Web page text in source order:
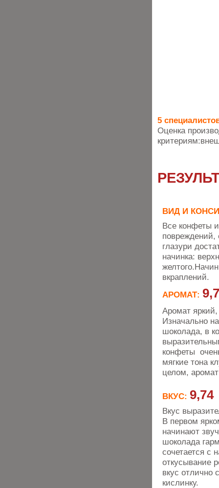
5
Оценка
ВИД И
Все конфеты
глазури
начинка:
вкраплений.
АРОМАТ:
Аромат
Изначально
шоколада, в
конфеты
мягкие тона
целом,
ВКУС: 9,74
Вкус
В первом
начинают
шоколада
сочетается с
откусывание
вкус отлично
кислинку.